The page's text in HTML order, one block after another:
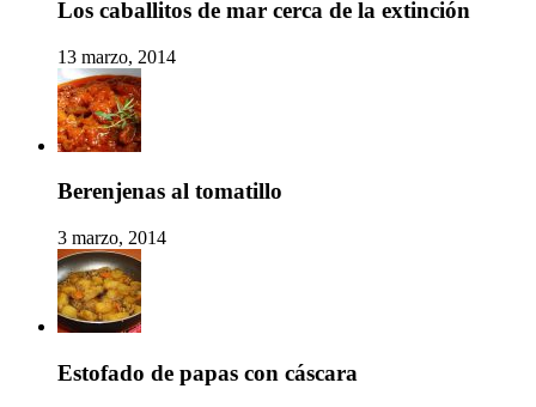
Los caballitos de mar cerca de la extinción
13 marzo, 2014
Berenjenas al tomatillo
3 marzo, 2014
Estofado de papas con cáscara